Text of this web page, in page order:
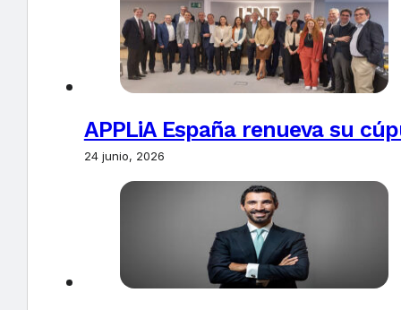
APPLiA España renueva su
24 junio, 2026